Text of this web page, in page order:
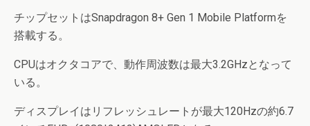
チップセットはSnapdragon 8+ Gen 1 Mobile Platformを
搭載する。
CPUはオクタコアで、動作周波数は最大3.2GHzとなって
いる。
ディスプレイはリフレッシュレートが最大120Hzの約6.7